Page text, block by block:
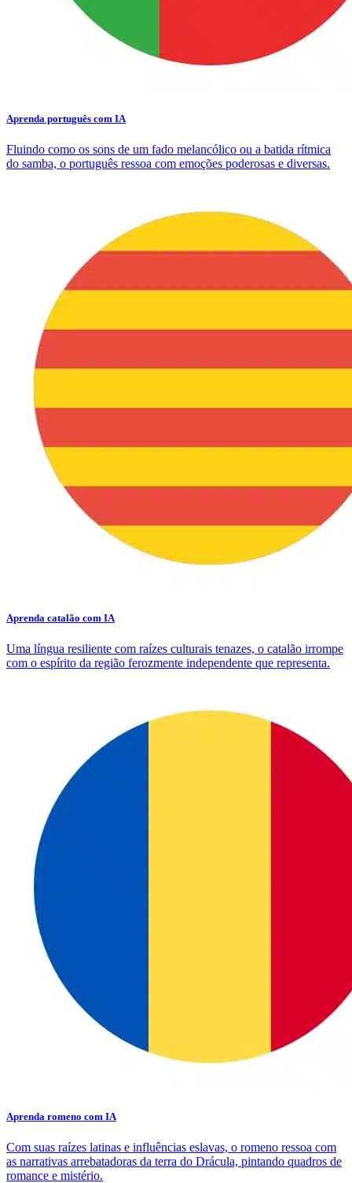
Aprenda português com IA
Fluindo como os sons de um fado melancólico ou a batida rítmica
do samba, o português ressoa com emoções poderosas e diversas.
Aprenda catalão com IA
Uma língua resiliente com raízes culturais tenazes, o catalão irrompe
com o espírito da região ferozmente independente que representa.
Aprenda romeno com IA
Com suas raízes latinas e influências eslavas, o romeno ressoa com
as narrativas arrebatadoras da terra do Drácula, pintando quadros de
romance e mistério.